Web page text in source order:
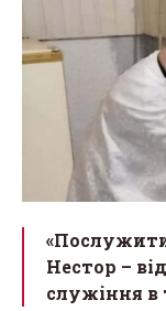
«Послужити
Нестор –
служіння в